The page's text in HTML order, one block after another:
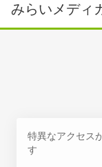
みらいメディ
特異なアクセス
す